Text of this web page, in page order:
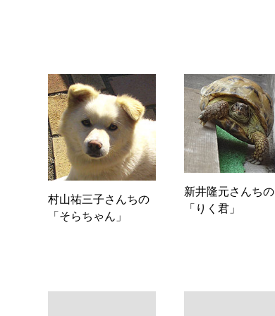
村山祐三子さんちの
「そらちゃん」
新井隆元さんちの
「りく君」